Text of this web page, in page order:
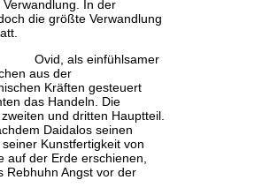
In der
die größte Verwandlung
Ovid, als einfühlsamer
aus der
Kräften gesteuert
das Handeln. Die
und dritten Hauptteil.
Daidalos seinen
Kunstfertigkeit von
auf der Erde erschienen,
Rebhuhn Angst vor der